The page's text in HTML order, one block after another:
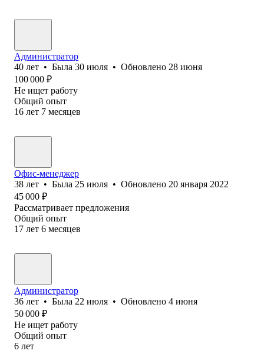
Администратор
40 лет • Была 30 июля • Обновлено 28 июня
100 000 ₽
Не ищет работу
Общий опыт
16 лет 7 месяцев
Офис-менеджер
38 лет • Была 25 июля • Обновлено 20 января 2022
45 000 ₽
Рассматривает предложения
Общий опыт
17 лет 6 месяцев
Администратор
36 лет • Была 22 июля • Обновлено 4 июня
50 000 ₽
Не ищет работу
Общий опыт
6 лет